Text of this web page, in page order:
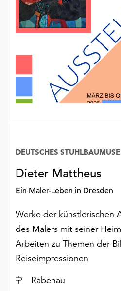
Weitere
Informationen
finden
Datenschutzerklärung
dem
Dieter Mattheus
Ein Maler-Leben in Dresden
Werke der künstlerischen
des Malers mit seiner
Arbeiten zu Themen der
Reiseimpressionen
Ort
Rabenau